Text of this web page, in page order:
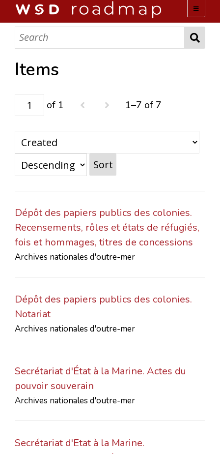
WSD ROADMAP
ABOUT US
ACTIVITIES
COLLECTIONS
CONTACTS
Items
of 1 1–7 of 7
Sort
Dépôt des papiers publics des colonies.
Recensements, rôles et états de réfugiés,
fois et hommages, titres de concessions
Archives nationales d'outre-mer
Dépôt des papiers publics des colonies.
Notariat
Archives nationales d'outre-mer
Secrétariat d'État à la Marine. Actes du
pouvoir souverain
Archives nationales d'outre-mer
Secrétariat d'Etat à la Marine.